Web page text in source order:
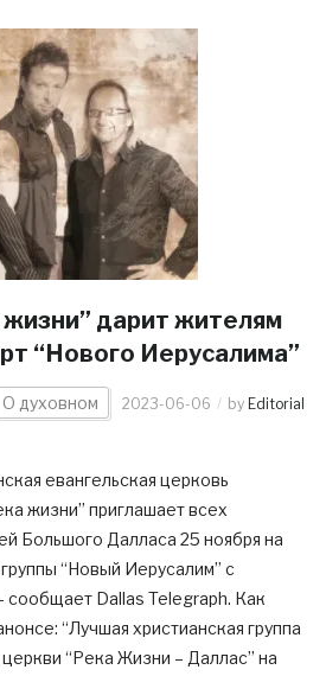
дарит жителям
“Нового Иерусалима”
О духовном 2023-06-06 by Editorial
евангельская церковь
жизни” приглашает всех
Большого Далласа 25 ноября на
“Новый Иерусалим” с
сообщает Dallas Telegraph. Как
“Лучшая христианская группа
церкви “Река Жизни – Даллас” на